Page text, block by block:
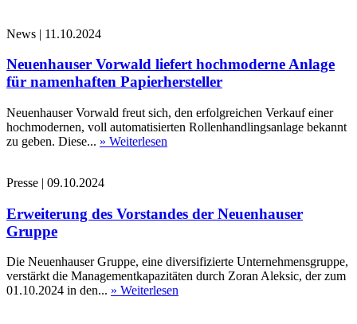
News | 11.10.2024
Neuenhauser Vorwald liefert hochmoderne Anlage
für namenhaften Papierhersteller
Neuenhauser Vorwald freut sich, den erfolgreichen Verkauf einer
hochmodernen, voll automatisierten Rollenhandlingsanlage bekannt
zu geben. Diese... » Weiterlesen
Presse | 09.10.2024
Erweiterung des Vorstandes der Neuenhauser
Gruppe
Die Neuenhauser Gruppe, eine diversifizierte Unternehmensgruppe,
verstärkt die Managementkapazitäten durch Zoran Aleksic, der zum
01.10.2024 in den... » Weiterlesen